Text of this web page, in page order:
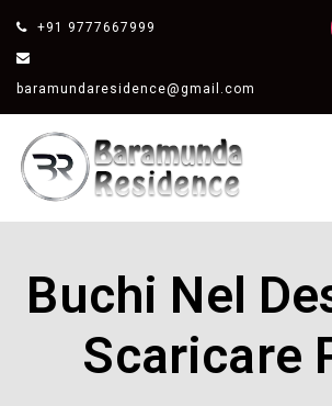
+91 9777667999
baramundaresidence@gmail.com
Buchi Nel
Scaricare